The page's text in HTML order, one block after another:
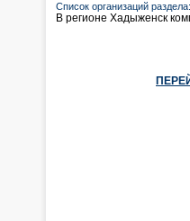
Список организаций раздела:
В регионе Хадыженск